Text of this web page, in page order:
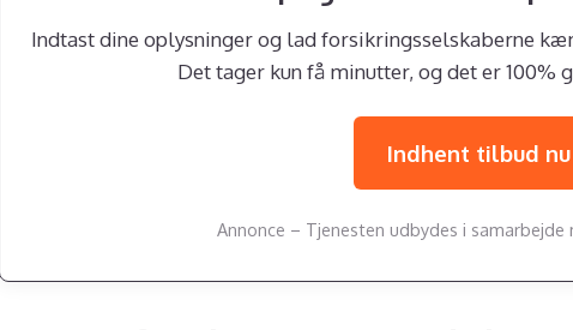
Indtast dine oplysninger og lad forsikringsselskaberne
Det tager kun få minutter, og det er 100%
Indhent tilbud nu
Annonce – Tjenesten udbydes i samarbejde